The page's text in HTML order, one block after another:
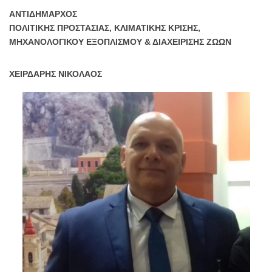
ΑΝΤΙΔΗΜΑΡΧΟΣ
ΠΟΛΙΤΙΚΗΣ ΠΡΟΣΤΑΣΙΑΣ, ΚΛΙΜΑΤΙΚΗΣ ΚΡΙΣΗΣ,
ΜΗΧΑΝΟΛΟΓΙΚΟΥ ΕΞΟΠΛΙΣΜΟΥ & ΔΙΑΧΕΙΡΙΣΗΣ ΖΩΩΝ
ΧΕΙΡΔΑΡΗΣ ΝΙΚΟΛΑΟΣ